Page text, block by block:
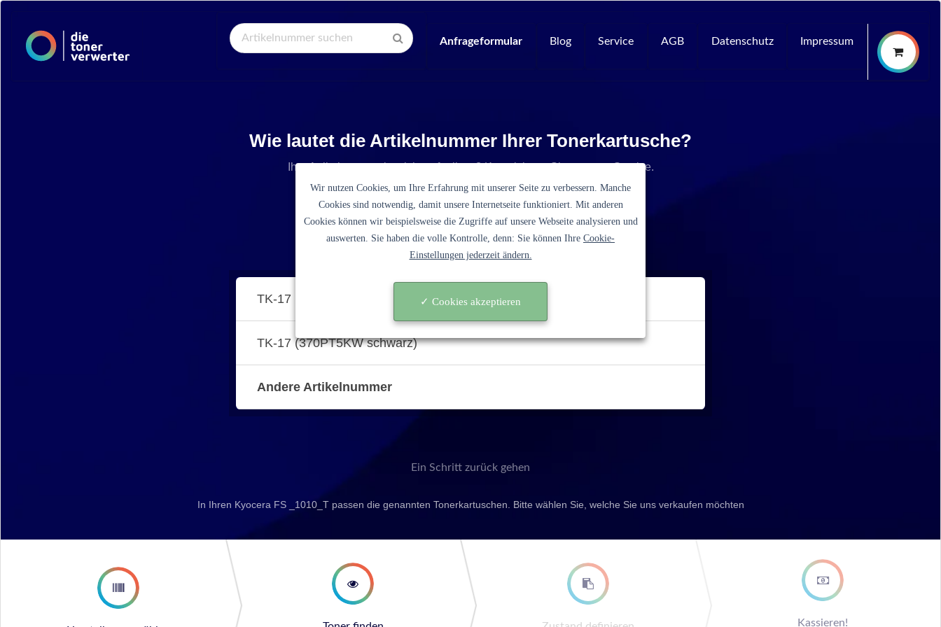
Global Search
Anfrageformular
Blog Service AGB Datenschutz Impressum
Wie lautet die Artikelnummer Ihrer Tonerkartusche?
Ihre Artikelnummer ist nicht aufgelistet? Kontaktieren Sie unseren Service.
TK-17 (1T02BX0EU0 schwarz)
TK-17 (370PT5KW schwarz)
Andere Artikelnummer
Ein Schritt zurück gehen
In Ihren Kyocera FS _1010_T passen die genannten Tonerkartuschen. Bitte wählen Sie, welche Sie uns verkaufen möchten
second step third step
Kassieren!
Wir nutzen Cookies, um Ihre Erfahrung mit unserer Seite zu verbessern. Manche
Cookies sind notwendig, damit unsere Internetseite funktioniert. Mit anderen
Cookies können wir beispielsweise die Zugriffe auf unsere Webseite analysieren und
auswerten. Sie haben die volle Kontrolle, denn: Sie können Ihre Cookie-
Einstellungen jederzeit ändern.
✓ Cookies akzeptieren